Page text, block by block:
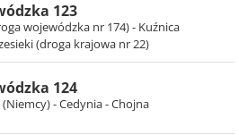
123
wojewódzka nr 174) - Kuźnica
(droga krajowa nr 22)
124
- Cedynia - Chojna